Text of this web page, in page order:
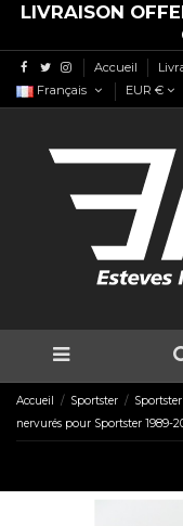
LIVRAISON
Accueil
Français
EUR €
Accueil Sportster
nervurés pour Sportster 1989-